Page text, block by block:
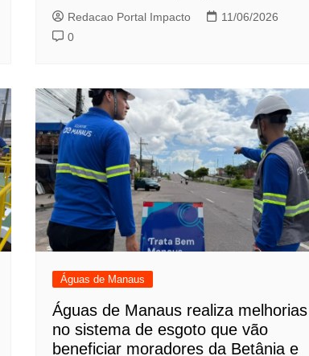
Redacao Portal Impacto
11/06/2026
0
Águas de Manaus
Águas de Manaus realiza melhorias
no sistema de esgoto que vão
beneficiar moradores da Betânia e